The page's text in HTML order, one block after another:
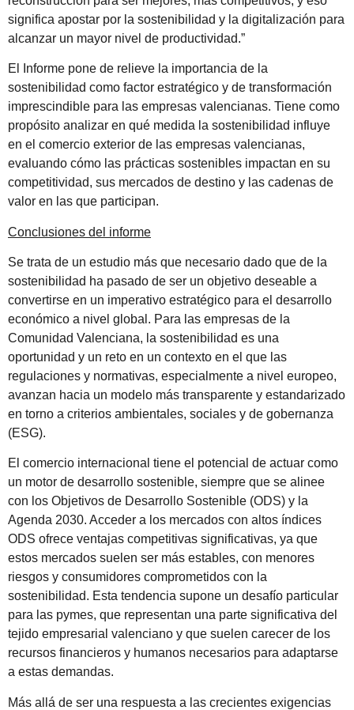
significa apostar por la sostenibilidad y la digitalización para
alcanzar un mayor nivel de productividad.”
El Informe pone de relieve la importancia de la
sostenibilidad como factor estratégico y de transformación
imprescindible para las empresas valencianas. Tiene como
propósito analizar en qué medida la sostenibilidad influye
en el comercio exterior de las empresas valencianas,
evaluando cómo las prácticas sostenibles impactan en su
competitividad, sus mercados de destino y las cadenas de
valor en las que participan.
Conclusiones del informe
Se trata de un estudio más que necesario dado que de la
sostenibilidad ha pasado de ser un objetivo deseable a
convertirse en un imperativo estratégico para el desarrollo
económico a nivel global. Para las empresas de la
Comunidad Valenciana, la sostenibilidad es una
oportunidad y un reto en un contexto en el que las
regulaciones y normativas, especialmente a nivel europeo,
avanzan hacia un modelo más transparente y estandarizado
en torno a criterios ambientales, sociales y de gobernanza
(ESG).
El comercio internacional tiene el potencial de actuar como
un motor de desarrollo sostenible, siempre que se alinee
con los Objetivos de Desarrollo Sostenible (ODS) y la
Agenda 2030. Acceder a los mercados con altos índices
ODS ofrece ventajas competitivas significativas, ya que
estos mercados suelen ser más estables, con menores
riesgos y consumidores comprometidos con la
sostenibilidad. Esta tendencia supone un desafío particular
para las pymes, que representan una parte significativa del
tejido empresarial valenciano y que suelen carecer de los
recursos financieros y humanos necesarios para adaptarse
a estas demandas.
Más allá de ser una respuesta a las crecientes exigen­cias